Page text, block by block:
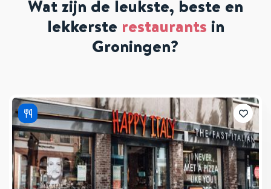
Wat zijn de leukste, beste en
lekkerste restaurants in
Groningen?